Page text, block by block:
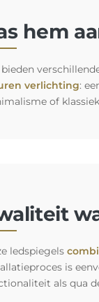
hem
verlichting:
of
ledspiegels
is
als qua